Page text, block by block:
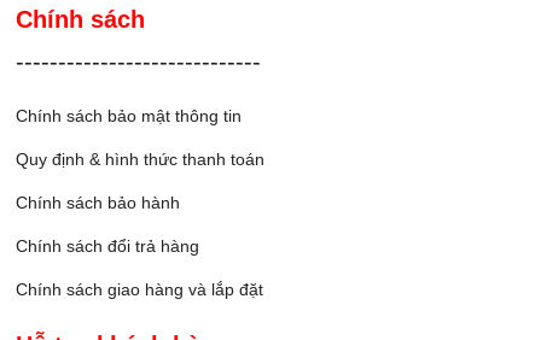
Chính sách
-----------------------------
Chính sách bảo mật thông tin
Quy định & hình thức thanh toán
Chính sách bảo hành
Chính sách đổi trả hàng
Chính sách giao hàng và lắp đặt